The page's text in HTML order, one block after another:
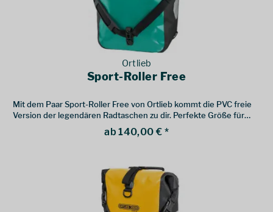
Ortlieb
Sport-Roller Free
Mit dem Paar Sport-Roller Free von Ortlieb kommt die PVC freie
Version der legendären Radtaschen zu dir. Perfekte Größe für
ab 140,00 € *